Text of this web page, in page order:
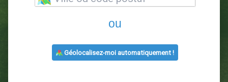
votre projet :